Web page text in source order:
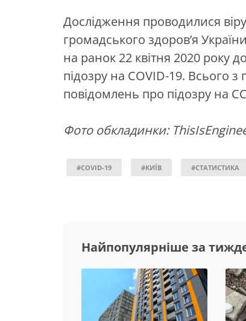
Дослідження проводилися
громадського здоров’я
на ранок 22 квітня 2020 року
підозру на COVID-19. Всього
повідомлень про підозру на
Фото обкладинки:
#COVID-19 #КИЇВ #СТАТИСТИКА
Найпопулярніше за